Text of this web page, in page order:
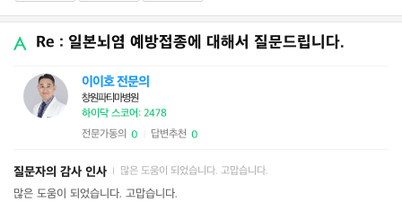
Re : 일본뇌염 예방접종에 대해서 질문드립니다.
이이호 전문의
창원파티마병원
하이닥 스코어: 2478
전문가동의 0 답변추천 0
질문자의 감사 인사 많은 도움이 되었습니다. 고맙습니다.
많은 도움이 되었습니다. 고맙습니다.